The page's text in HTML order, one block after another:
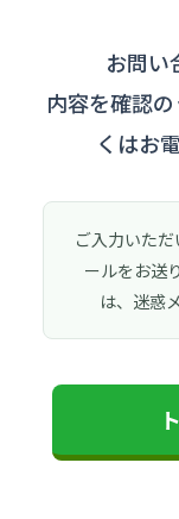
お問い
内容を確認
くはお
ご入力いた
ールをお送
は、迷惑